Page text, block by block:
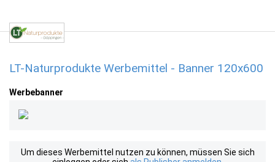
LT-Naturprodukte Werbemittel - Banner 120x600
Werbebanner
Um dieses Werbemittel nutzen zu können, müssen Sie sich